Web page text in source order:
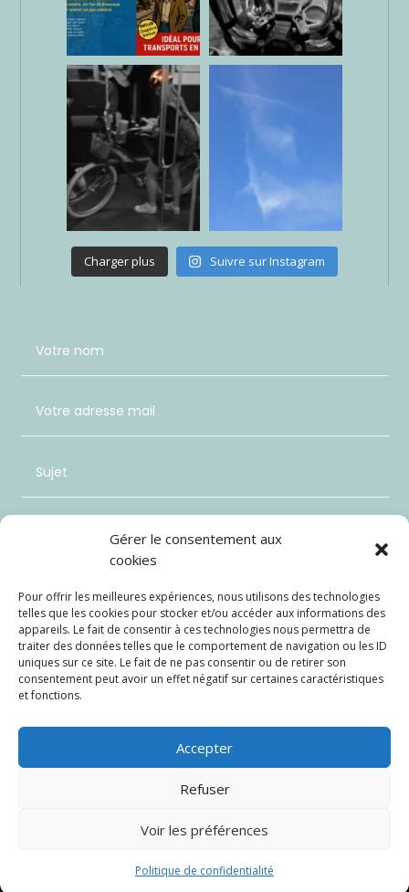
Gérer le consentement aux
cookies
Pour offrir les meilleures expériences, nous utilisons des technologies
telles que les cookies pour stocker et/ou accéder aux informations des
appareils. Le fait de consentir à ces technologies nous permettra de
traiter des données telles que le comportement de navigation ou les ID
uniques sur ce site. Le fait de ne pas consentir ou de retirer son
consentement peut avoir un effet négatif sur certaines caractéristiques
et fonctions.
Accepter
Refuser
Voir les préférences
Politique de confidentialité
Charger plus Suivre sur Instagram
6 + 8= Envoi
de confidentialité